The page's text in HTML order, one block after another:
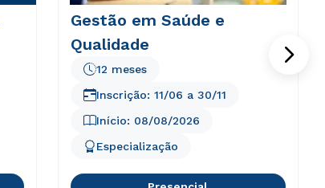
Gestão em Saúde e
Qualidade
Início: 08/08/2026
12 meses
Especialização
Inscrição: 11/06 a 30/11